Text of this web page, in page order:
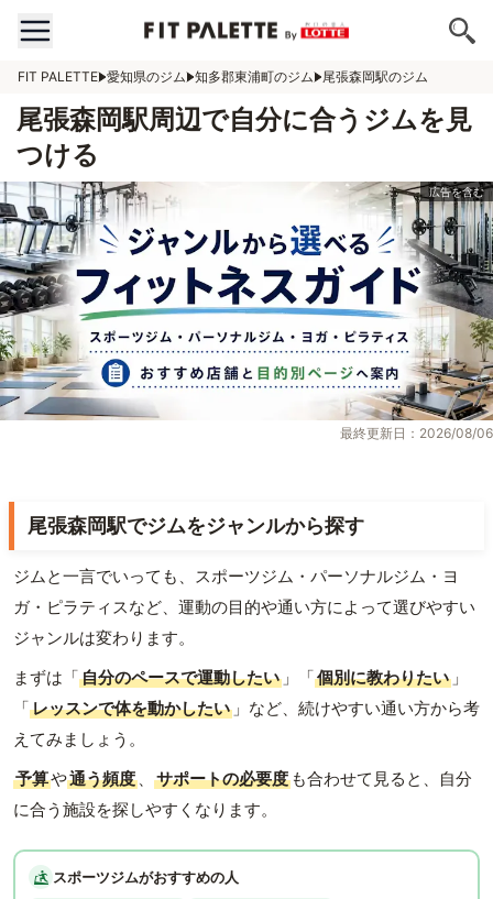
FIT PALETTE 愛知県のジム 知多郡東浦町のジム 尾張森岡駅のジム
尾張森岡駅周辺で自分に合うジムを見
つける
最終更新日：2026/08/06
尾張森岡駅でジムをジャンルから探す
ジムと一言でいっても、スポーツジム・パーソナルジム・ヨ
ガ・ピラティスなど、運動の目的や通い方によって選びやすい
ジャンルは変わります。
まずは「自分のペースで運動したい 」「個別に教わりたい 」
「レッスンで体を動かしたい 」など、続けやすい通い方から考
えてみましょう。
予算や通う頻度 、 サポートの必要度 も合わせて見ると、自分
に合う施設を探しやすくなります。
スポーツジムがおすすめの人